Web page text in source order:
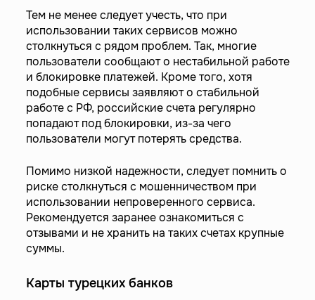
Тем не менее следует учесть, что при
использовании таких сервисов можно
столкнуться с рядом проблем. Так, многие
пользователи сообщают о нестабильной работе
и блокировке платежей. Кроме того, хотя
подобные сервисы заявляют о стабильной
работе с РФ, российские счета регулярно
попадают под блокировки, из-за чего
пользователи могут потерять средства.
Помимо низкой надежности, следует помнить о
риске столкнуться с мошенничеством при
использовании непроверенного сервиса.
Рекомендуется заранее ознакомиться с
отзывами и не хранить на таких счетах крупные
суммы.
Карты турецких банков